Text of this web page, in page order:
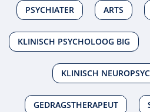
PSYCHIATER ARTS
KLINISCH PSYCHOLOOG BIG
KLINISCH
GEDRAGSTHERAPEUT